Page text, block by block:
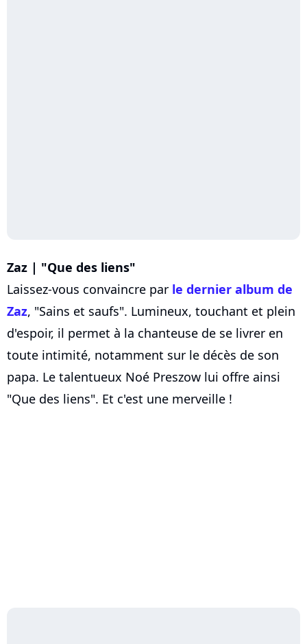
Zaz | "Que des liens"
Laissez-vous convaincre par le dernier album de
Zaz, "Sains et saufs". Lumineux, touchant et plein
d'espoir, il permet à la chanteuse de se livrer en
toute intimité, notamment sur le décès de son
papa. Le talentueux Noé Preszow lui offre ainsi
"Que des liens". Et c'est une merveille !